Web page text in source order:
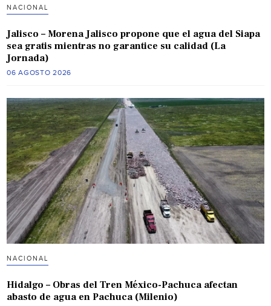
NACIONAL
Jalisco – Morena Jalisco propone que el agua del Siapa
sea gratis mientras no garantice su calidad (La
Jornada)
06 AGOSTO 2026
NACIONAL
Hidalgo – Obras del Tren México-Pachuca afectan
abasto de agua en Pachuca (Milenio)